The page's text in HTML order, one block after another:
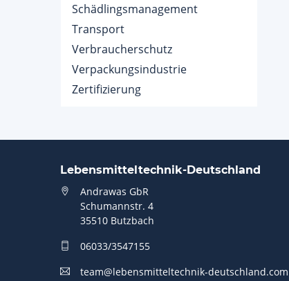
Schädlingsmanagement
Transport
Verbraucherschutz
Verpackungsindustrie
Zertifizierung
Lebensmitteltechnik-Deutschland
Andrawas GbR
Schumannstr. 4
35510 Butzbach
06033/3547155
team@lebensmitteltechnik-deutschland.com